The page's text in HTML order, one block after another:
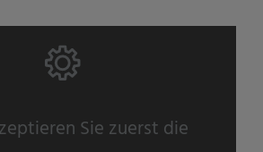
Sie zuerst die